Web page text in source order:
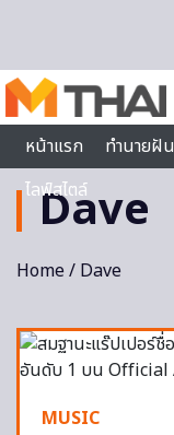
หน้าแรก
ทำนายฝัน
ไลฟ์สไตล์
Dave
Home/ Dave
MUSIC